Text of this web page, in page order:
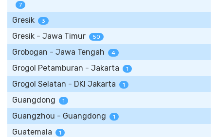
7
Gresik 3
Gresik - Jawa Timur 50
Grobogan - Jawa Tengah 4
Grogol Petamburan - Jakarta 1
Grogol Selatan - DKI Jakarta 1
Guangdong 1
Guangzhou - Guangdong 1
Guatemala 1